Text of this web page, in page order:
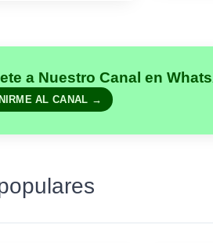
a Nuestro Canal en
AL CANAL →